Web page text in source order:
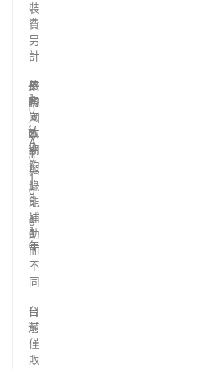
裝
費
另
計
英
國
／
歐
洲
£
1
0
,
0
0
0
～
1
3
,
0
0
0
依
各
國
V
A
T
與
綠
能
補
助
而
不
同
平
均
回
本
期
約
1
0
～
1
1
年
台
灣
目
前
僅
販